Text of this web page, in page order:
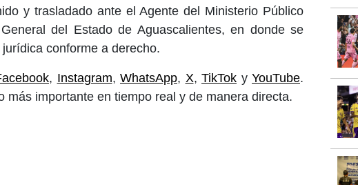
y trasladado ante el Agente del Ministerio Público
del Estado de Aguascalientes, en donde se
conforme a derecho.
, Instagram, WhatsApp, X, TikTok y YouTube.
más importante en tiempo real y de manera directa.